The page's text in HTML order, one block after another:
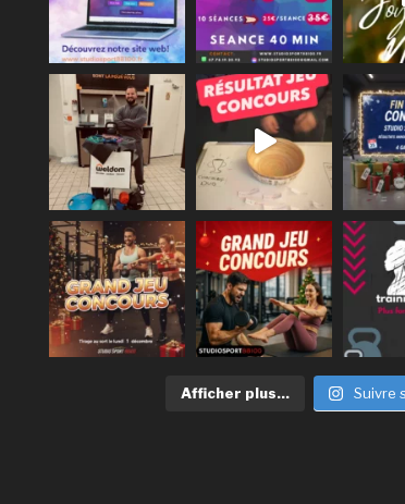
Afficher plus... Suivre